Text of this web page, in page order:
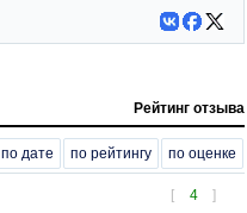
Рейтинг отзыва
по дате по рейтингу по оценке
[ 4 ]